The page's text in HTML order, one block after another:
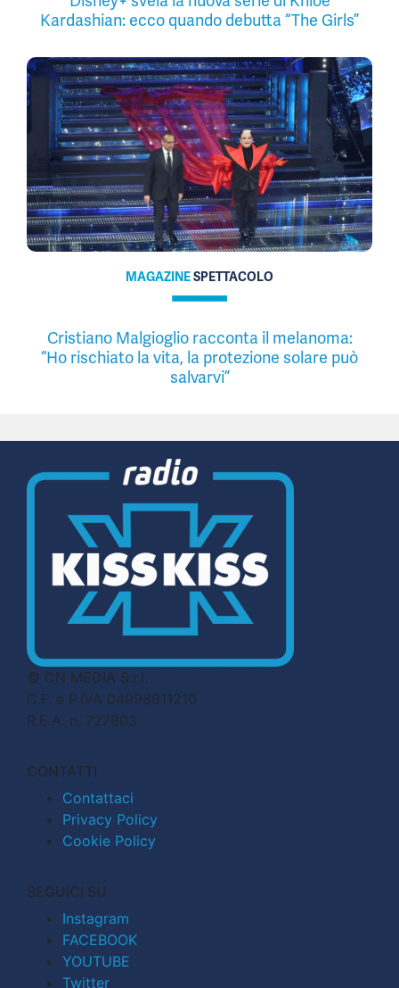
Kardashian: ecco quando debutta “The Girls”
MAGAZINESPETTACOLO
Cristiano Malgioglio racconta il melanoma:
“Ho rischiato la vita, la protezione solare può
salvarvi”
© CN MEDIA S.r.l.
C.F. e P.IVA 04998911210
R.E.A. n. 727803
CONTATTI
Contattaci
Privacy Policy
Cookie Policy
SEGUICI SU
Instagram
FACEBOOK
YOUTUBE
Twitter